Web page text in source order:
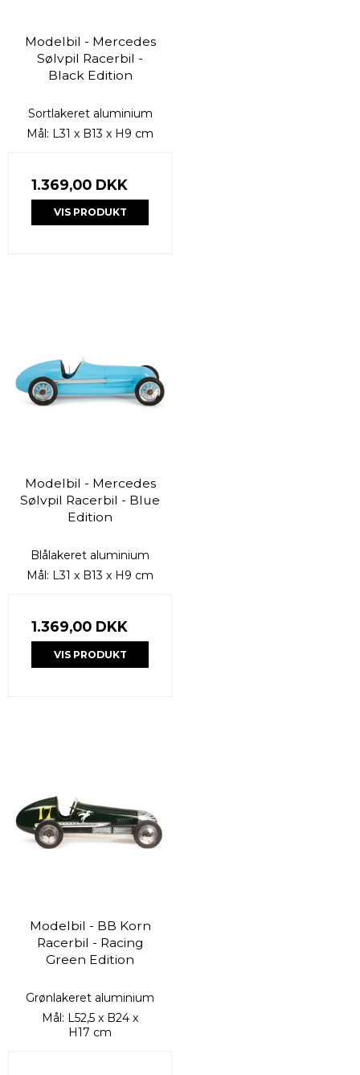
Modelbil - Mercedes
Sølvpil Racerbil -
Black Edition
Sortlakeret aluminium
Mål: L31 x B13 x H9 cm
1.369,00 DKK
VIS PRODUKT
Modelbil - Mercedes
Sølvpil Racerbil - Blue
Edition
Blålakeret aluminium
Mål: L31 x B13 x H9 cm
1.369,00 DKK
VIS PRODUKT
Modelbil - BB Korn
Racerbil - Racing
Green Edition
Grønlakeret aluminium
Mål: L52,5 x B24 x
H17 cm